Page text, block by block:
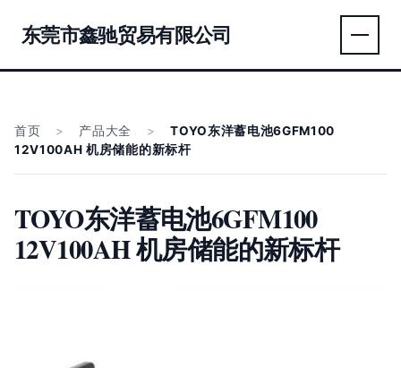
东莞市鑫驰贸易有限公司
首页 > 产品大全 >
TOYO东洋蓄电池6GFM100
12V100AH 机房储能的新标杆
TOYO东洋蓄电池6GFM100
12V100AH 机房储能的新标杆